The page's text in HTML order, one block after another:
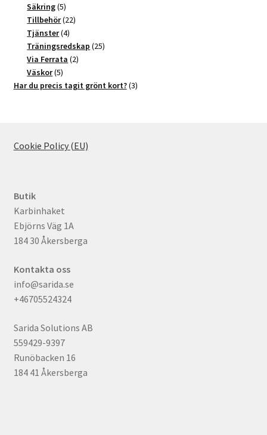
produkter
Säkring 55
produkter
Tillbehör 2222
Tjänster 44
produkter
Träningsredskap 2525
Via Ferrata 22
Väskor 55
produkter
Har du precis tagit grönt kort? 33
Cookie Policy (EU)
Butik
Karbinhaket
Ebjörns Väg 1A
184 30 Åkersberga
Kontakta oss
info@sarida.se
+46705524324
Sarida Solutions AB
559429-9397
Runöbacken 16
184 41 Åkersberga